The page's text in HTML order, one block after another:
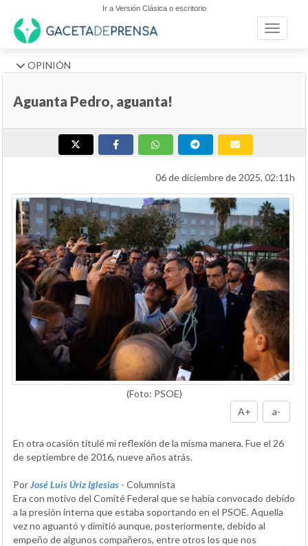
Ir a Versión Clásica o escritorio
Toggle
OPINIÓN
Aguanta Pedro, aguanta!
06 de diciembre de 2025, 02:11h
(Foto: PSOE)
A+
a-
En otra ocasión titulé mi reflexión de la misma manera. Fue el 26
de septiembre de 2016, nueve años atrás.
PorJosé Luis Úriz Iglesias - Columnista
Era con motivo del Comité Federal que se había convocado debido
a la presión interna que estaba soportando en el PSOE. Aquella
vez no aguantó y dimitió aunque, posteriormente, debido al
empeño de algunos compañeros, entre otros los que nos